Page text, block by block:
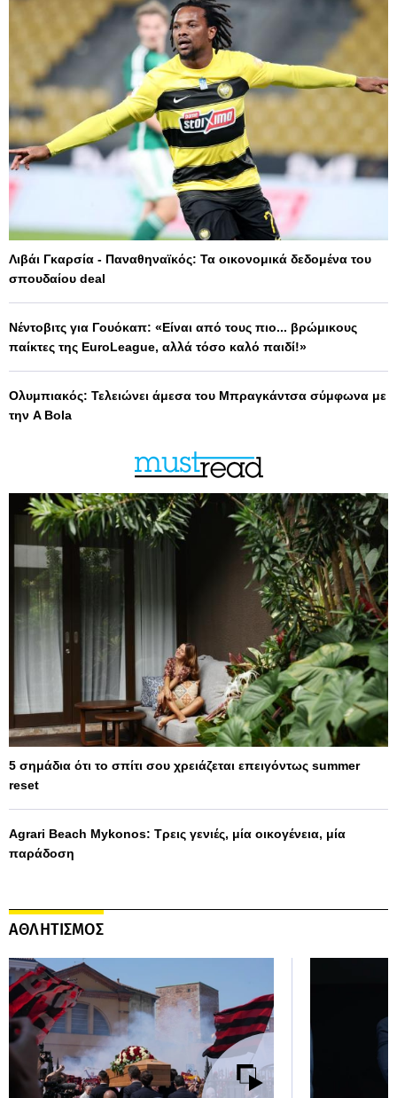
Λιβάι Γκαρσία - Παναθηναϊκός: Τα οικονομικά δεδομένα του
σπουδαίου deal
Νέντοβιτς για Γουόκαπ: «Είναι από τους πιο... βρώμικους
παίκτες της EuroLeague, αλλά τόσο καλό παιδί!»
Ολυμπιακός: Τελειώνει άμεσα του Μπραγκάντσα σύμφωνα με
την A Bola
5 σημάδια ότι το σπίτι σου χρειάζεται επειγόντως summer
reset
Agrari Beach Mykonos: Τρεις γενιές, μία οικογένεια, μία
παράδοση
ΑΘΛΗΤΙΣΜΟΣ